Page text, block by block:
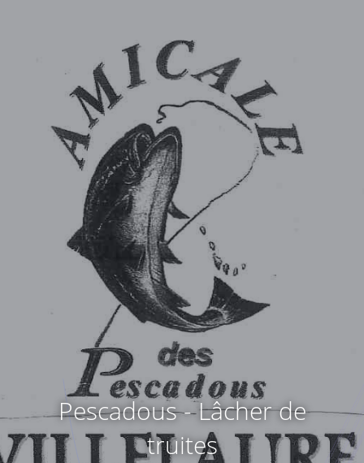
Pescadous - Lâcher de
truites